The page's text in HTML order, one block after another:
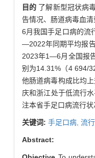
目的 了解新型冠状病
告情况、肠道病毒血
6月我国手足口病的流
—2022年同期平均报
2023年1—6月全国报
别为14.31%（4 694/
他肠道病毒构成比均
庆和浙江处于低流行水
注本省手足口病流行
关键词: 手足口病, 流
Abstract: